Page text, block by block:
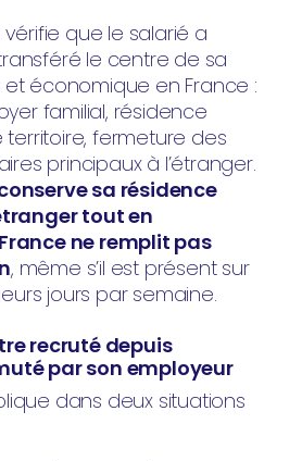
vérifie que le salarié a
le centre de sa
économique en France :
familial, résidence
territoire, fermeture des
principaux à l’étranger.
sa résidence
tout en
ne remplit pas
, même s’il est présent sur
jours par semaine.
recruté depuis
par son employeur
dans deux situations